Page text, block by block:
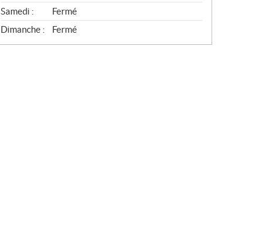
Samedi :
Fermé
Dimanche :
Fermé